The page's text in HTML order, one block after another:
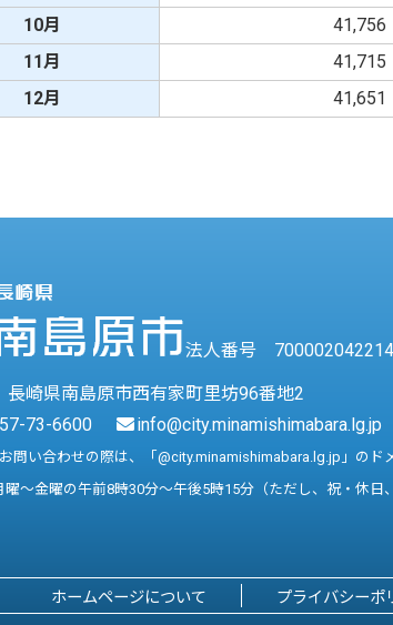
10月
41,756
11月
41,715
12月
41,651
法人番号
長崎県南島原市西有家町里坊96番地2
73-6600 info@city.minamishimabara.lg.jp
問い合わせの際は、「@city.minamishimabara.lg.jp」のド
曜～金曜の午前8時30分～午後5時15分（ただし、祝・休日
ホームページについて プライバシーポ